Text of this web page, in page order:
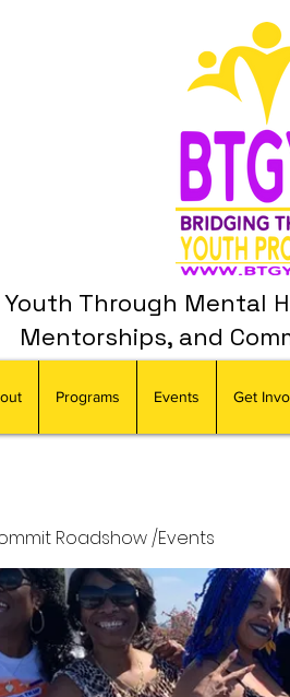
Youth Through Mental
Mentorships, and
Programs Events Get
Roadshow /Events